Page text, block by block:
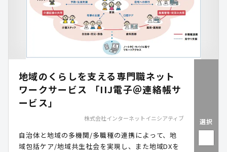
地域のくらしを支える専門職ネット
ワークサービス 「IIJ電子＠連絡帳サ
ービス」
株式会社インターネットイニシアティブ
自治体と地域の多機関/多職種の連携によって、地
域包括ケア/地域共生社会を実現し、また地域DXを
選択